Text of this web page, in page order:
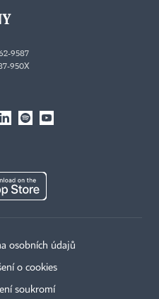
9587
950X
osobních údajů
o cookies
soukromí